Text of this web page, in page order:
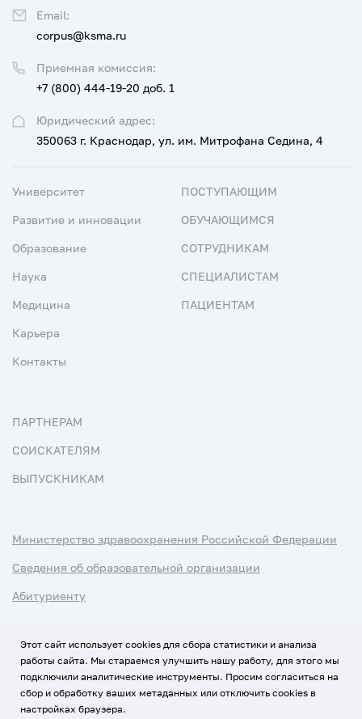
Юридический адрес:
350063 г. Краснодар, ул. им. Митрофана Седина, 4
Приемная комиссия:
+7 (800) 444-19-20 доб. 1
Email:
corpus@ksma.ru
Университет
Развитие и инновации
Образование
Наука
Медицина
Карьера
Контакты
ПОСТУПАЮЩИМ
ОБУЧАЮЩИМСЯ
СОТРУДНИКАМ
СПЕЦИАЛИСТАМ
ПАЦИЕНТАМ
ПАРТНЕРАМ
СОИСКАТЕЛЯМ
ВЫПУСКНИКАМ
Министерство здравоохранения Российской Федерации
Сведения об образовательной организации
Абитуриенту
Использование Cookies
Политика обработки персональных данных
Этот сайт использует cookies для сбора статистики и анализа
работы сайта. Мы стараемся улучшить нашу работу, для этого мы
подключили аналитические инструменты. Просим согласиться на
сбор и обработку ваших метаданных или отключить cookies в
настройках браузера.